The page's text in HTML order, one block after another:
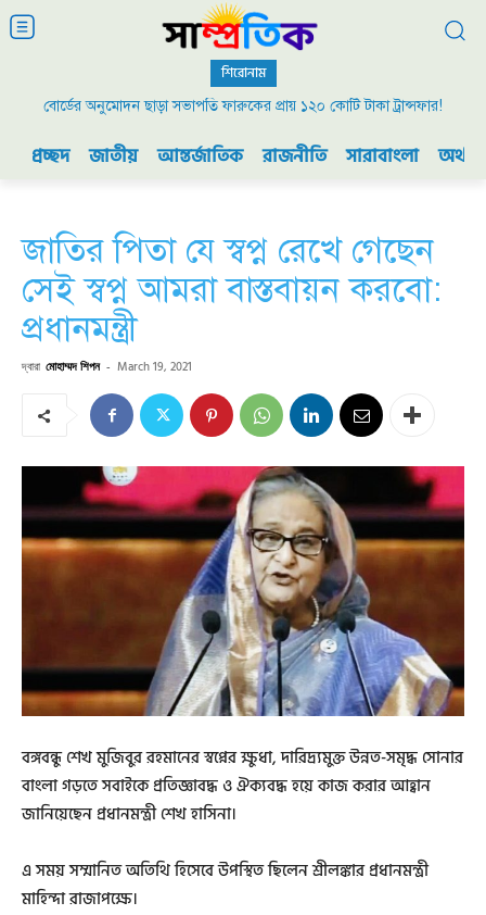
শিরোনাম
বোর্ডের অনুমোদন ছাড়া সভাপতি ফারুকের প্রায় ১২০ কোটি টাকা ট্রান্সফার!
২০০৯ এর বিডিআর বিদ্রোহ এবং ভারতের যুদ্ধ প্রস্তুতি
প্রচ্ছদ জাতীয় আন্তর্জাতিক রাজনীতি সারাবাংলা
জাতির পিতা যে স্বপ্ন রেখে গেছেন
সেই স্বপ্ন আমরা বাস্তবায়ন করবো:
প্রধানমন্ত্রী
দ্বারা মোহাম্মদ শিপন - March 19, 2021
বঙ্গবন্ধু শেখ মুজিবুর রহমানের স্বপ্নের ক্ষুধা, দারিদ্র্যমুক্ত উন্নত-সমৃদ্ধ সোনার
বাংলা গড়তে সবাইকে প্রতিজ্ঞাবদ্ধ ও ঐক্যবদ্ধ হয়ে কাজ করার আহ্বান
জানিয়েছেন প্রধানমন্ত্রী শেখ হাসিনা।
এ সময় সম্মানিত অতিথি হিসেবে উপস্থিত ছিলেন শ্রীলঙ্কার প্রধানমন্ত্রী
মাহিন্দা রাজাপক্ষে।